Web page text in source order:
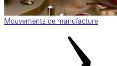
Mouvements de manufacture